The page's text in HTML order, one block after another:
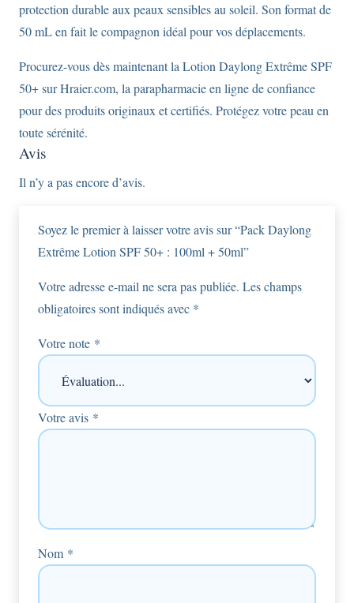
protection durable aux peaux sensibles au soleil. Son format de
50 mL en fait le compagnon idéal pour vos déplacements.
Procurez-vous dès maintenant la Lotion Daylong Extrême SPF
50+ sur Hraier.com, la parapharmacie en ligne de confiance
pour des produits originaux et certifiés. Protégez votre peau en
toute sérénité.
Avis
Il n’y a pas encore d’avis.
Soyez le premier à laisser votre avis sur “Pack Daylong
Extrême Lotion SPF 50+ : 100ml + 50ml”
Votre adresse e-mail ne sera pas publiée. Les champs
obligatoires sont indiqués avec *
Votre note *
Votre avis *
Nom *